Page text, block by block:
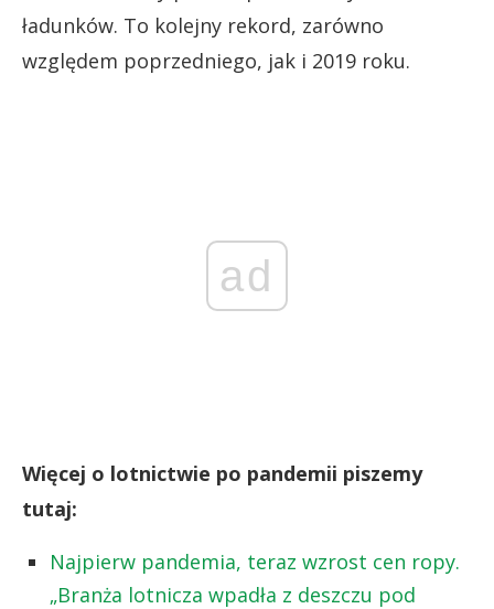
ładunków. To kolejny rekord, zarówno
względem poprzedniego, jak i 2019 roku.
ad
Więcej o lotnictwie po pandemii piszemy
tutaj:
Najpierw pandemia, teraz wzrost cen ropy.
„Branża lotnicza wpadła z deszczu pod